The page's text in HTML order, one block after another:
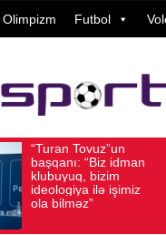
Olimpizm Futbol
Avqust 05, 2026